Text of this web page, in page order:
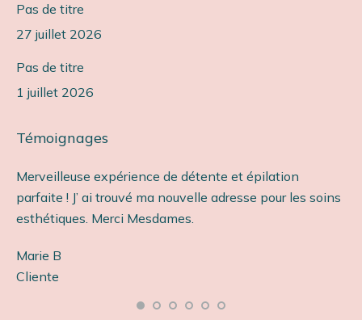
Pas de titre
27 juillet 2026
Pas de titre
1 juillet 2026
Témoignages
Merveilleuse expérience de détente et épilation
parfaite ! J’ ai trouvé ma nouvelle adresse pour les soins
esthétiques. Merci Mesdames.
Marie B
Cliente